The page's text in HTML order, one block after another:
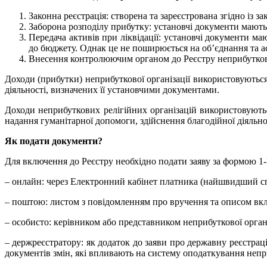
Законна реєстрація: створена та зареєстрована згідно із
Заборона розподілу прибутку: установчі документи мають
Передача активів при ліквідації: установчі документи
до бюджету. Однак це не поширюється на об’єднання та
Внесення контролюючим органом до Реєстру
Доходи (прибутки) неприбуткової організації
діяльності, визначених її установчими документами.
Доходи неприбуткових релігійних організацій
надання гуманітарної допомоги, здійснення благодійної
Як подати документи?
Для включення до Реєстру необхідно подати заяву за формою
– онлайн: через Електронний кабінет платника (найшвидший
– поштою: листом з повідомленням про вручення та описом
– особисто: керівником або представником неприбуткової
– держреєстратору: як додаток до заяви про державну
документів змін, які впливають на систему оподаткування